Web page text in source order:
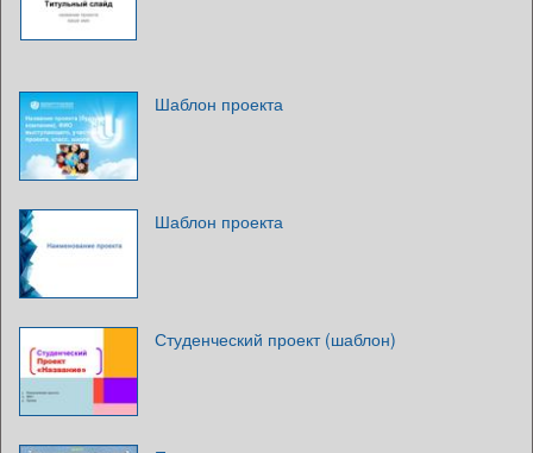
Шаблон проекта
Шаблон проекта
Студенческий проект (шаблон)